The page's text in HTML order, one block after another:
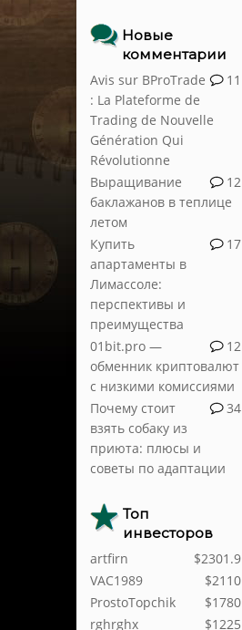
Новые
комментарии
11
Avis sur BProTrade
: La Plateforme de
Trading de Nouvelle
Génération Qui
Révolutionne
12
Выращивание
баклажанов в теплице
летом
17
Купить
апартаменты в
Лимассоле:
перспективы и
преимущества
12
01bit.pro —
обменник криптовалют
с низкими комиссиями
34
Почему стоит
взять собаку из
приюта: плюсы и
советы по адаптации
Топ
инвесторов
$2301.9
artfirn
$2110
VAC1989
$1780
ProstoTopchik
$1225
rghrghx